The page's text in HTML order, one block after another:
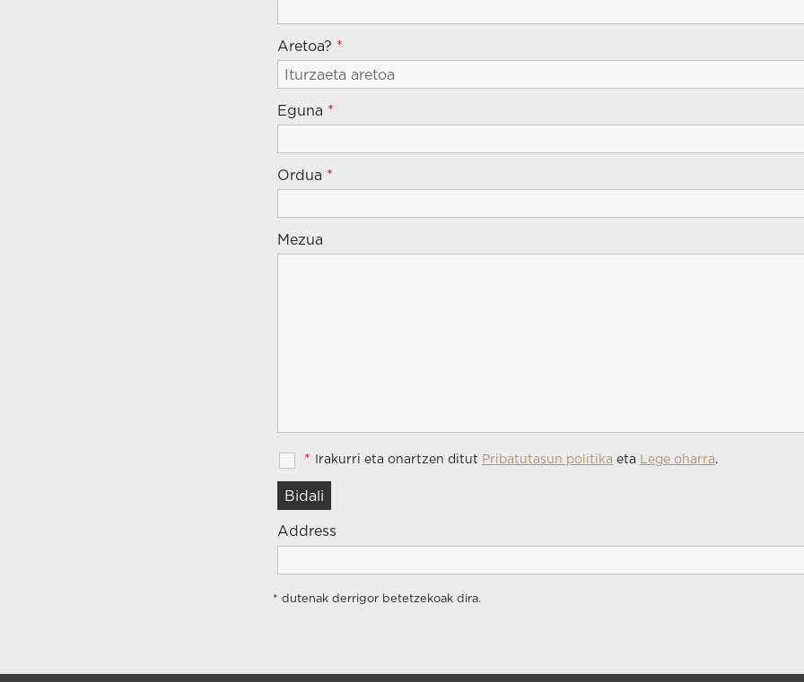
* dutenak derrigor betetzekoak dira.
Aretoa? *
Eguna *
Ordua *
Mezua
* Irakurri eta onartzen ditut Pribatutasun politika eta Lege oharra.
Address